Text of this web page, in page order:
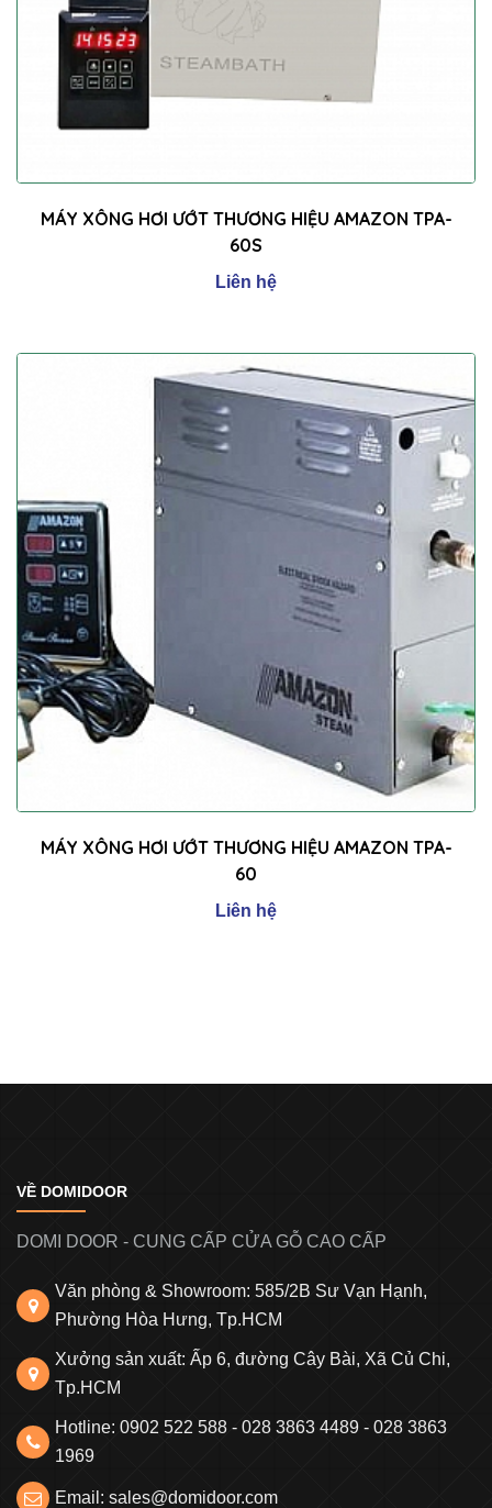
MÁY XÔNG HƠI ƯỚT THƯƠNG HIỆU AMAZON TPA-
60S
Liên hệ
MÁY XÔNG HƠI ƯỚT THƯƠNG HIỆU AMAZON TPA-
60
Liên hệ
VỀ DOMIDOOR
DOMI DOOR - CUNG CẤP CỬA GỖ CAO CẤP
Văn phòng & Showroom: 585/2B Sư Vạn Hạnh,
Phường Hòa Hưng, Tp.HCM
Xưởng sản xuất: Ấp 6, đường Cây Bài, Xã Củ Chi,
Tp.HCM
Hotline: 0902 522 588 - 028 3863 4489 - 028 3863
1969
Email: sales@domidoor.com